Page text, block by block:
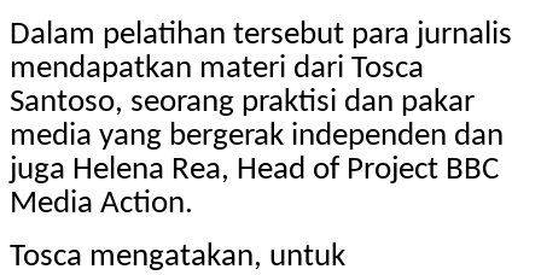
Dalam pelatihan tersebut para jurnalis
mendapatkan materi dari Tosca
Santoso, seorang praktisi dan pakar
media yang bergerak independen dan
juga Helena Rea, Head of Project BBC
Media Action.
Tosca mengatakan, untuk